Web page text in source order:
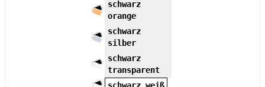
schwarz
orange
schwarz
silber
schwarz
transparent